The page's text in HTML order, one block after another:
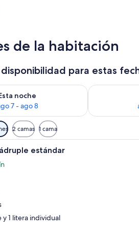
de la habitación
para estas
noche
7 - ago 8
para esta noche, ago 7 -
Consulta la
2 camas 1 cama
Habitación de hotel con
estándar
y 1 litera individual